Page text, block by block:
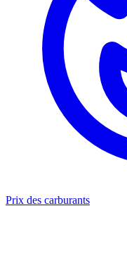
Prix des carburants